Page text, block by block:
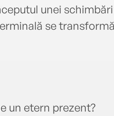
unei
se
un etern prezent?